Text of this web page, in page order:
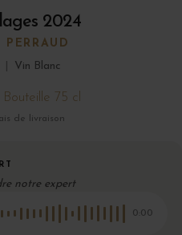
2024
Vin Blanc
Bouteille 75 cl
de livraison
notre expert
0:00